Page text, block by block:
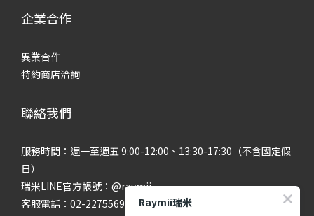
企業合作
異業合作
特約商店洽詢
聯絡我們
服務時間：週一至週五 9:00-12:00、13:30-17:30（不含國定假
日）
瑞米LINE官方帳號：@raymii
客服電話：02-22755699 #201 #202
Raymii瑞米